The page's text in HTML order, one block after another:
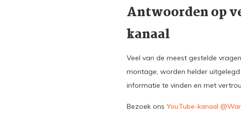
Antwoorden op
kanaal
Veel van de meest gestelde
montage, worden helder
informatie te vinden en met
Bezoek onsYouTube-kanaal